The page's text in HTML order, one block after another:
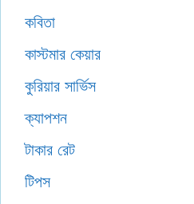
কবিতা
কাস্টমার কেয়ার
কুরিয়ার সার্ভিস
ক্যাপশন
টাকার রেট
টিপস